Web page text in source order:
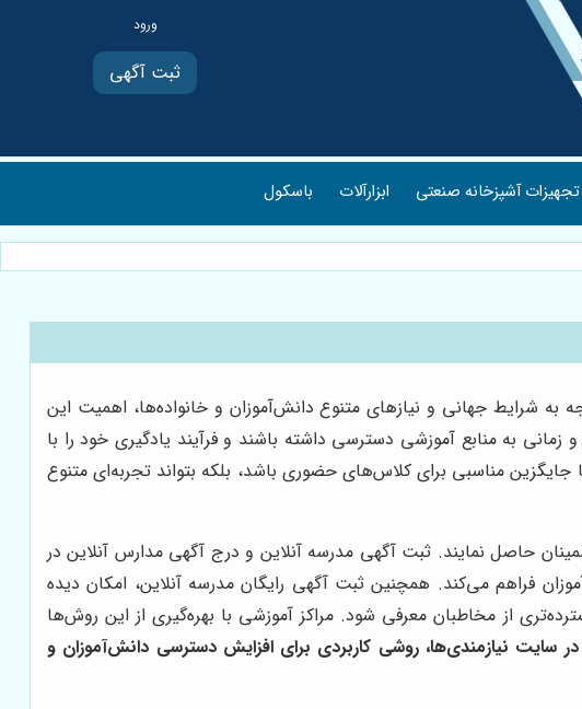
ثبت آگهی
تجهیزات آشپزخانه صنعتی ابزارآلات باسکول
شرایط جهانی و نیازهای متنوع دانش‌آموزان و خانواده‌ها، اهمیت این
به منابع آموزشی دسترسی داشته باشند و فرآیند یادگیری خود را با
جایگزین مناسبی برای کلاس‌های حضوری باشد، بلکه بتواند تجربه‌ای متنوع
حاصل نمایند. ثبت آگهی مدرسه آنلاین و درج آگهی مدارس آنلاین در
فراهم می‌کند. همچنین ثبت آگهی رایگان مدرسه آنلاین، امکان دیده
از مخاطبان معرفی شود. مراکز آموزشی با بهره‌گیری از این روش‌ها
سایت نیازمندی‌ها، روشی کاربردی برای افزایش دسترسی دانش‌آموزان و